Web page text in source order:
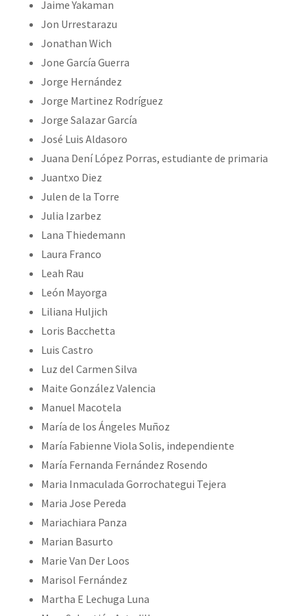
Jaime Yakaman
Jon Urrestarazu
Jonathan Wich
Jone García Guerra
Jorge Hernández
Jorge Martinez Rodríguez
Jorge Salazar García
José Luis Aldasoro
Juana Dení López Porras, estudiante de primaria
Juantxo Diez
Julen de la Torre
Julia Izarbez
Lana Thiedemann
Laura Franco
Leah Rau
León Mayorga
Liliana Huljich
Loris Bacchetta
Luis Castro
Luz del Carmen Silva
Maite González Valencia
Manuel Macotela
María de los Ángeles Muñoz
María Fabienne Viola Solis, independiente
María Fernanda Fernández Rosendo
Maria Inmaculada Gorrochategui Tejera
Maria Jose Pereda
Mariachiara Panza
Marian Basurto
Marie Van Der Loos
Marisol Fernández
Martha E Lechuga Luna